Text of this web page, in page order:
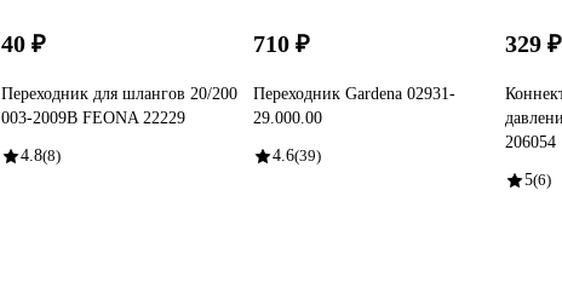
40 ₽
Переходник для шлангов 20/200
003-2009В FEONA 22229
4.8(8)
710 ₽
Переходник Gardena 02931-
29.000.00
4.6(39)
329 ₽
206054
5(6)